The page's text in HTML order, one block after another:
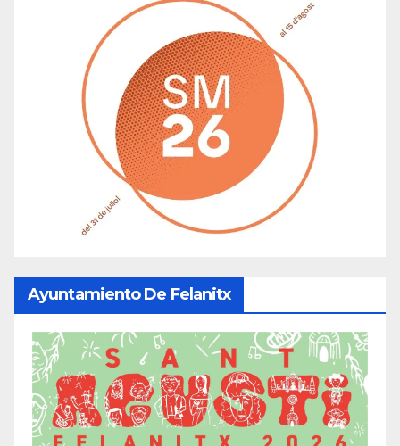
Ayuntamiento De Felanitx